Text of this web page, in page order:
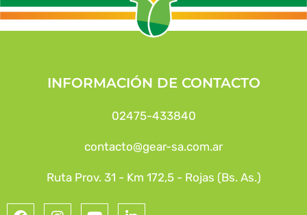
INFORMACIÓN DE CONTACTO
02475-433840
contacto@gear-sa.com.ar
Ruta Prov. 31 - Km 172,5 - Rojas (Bs. As.)